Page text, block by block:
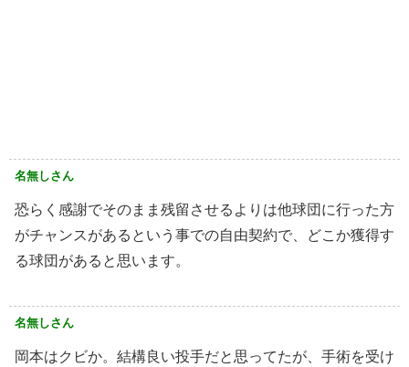
名無しさん
恐らく感謝でそのまま残留させるよりは他球団に行った方
がチャンスがあるという事での自由契約で、どこか獲得す
る球団があると思います。
名無しさん
岡本はクビか。結構良い投手だと思ってたが、手術を受け